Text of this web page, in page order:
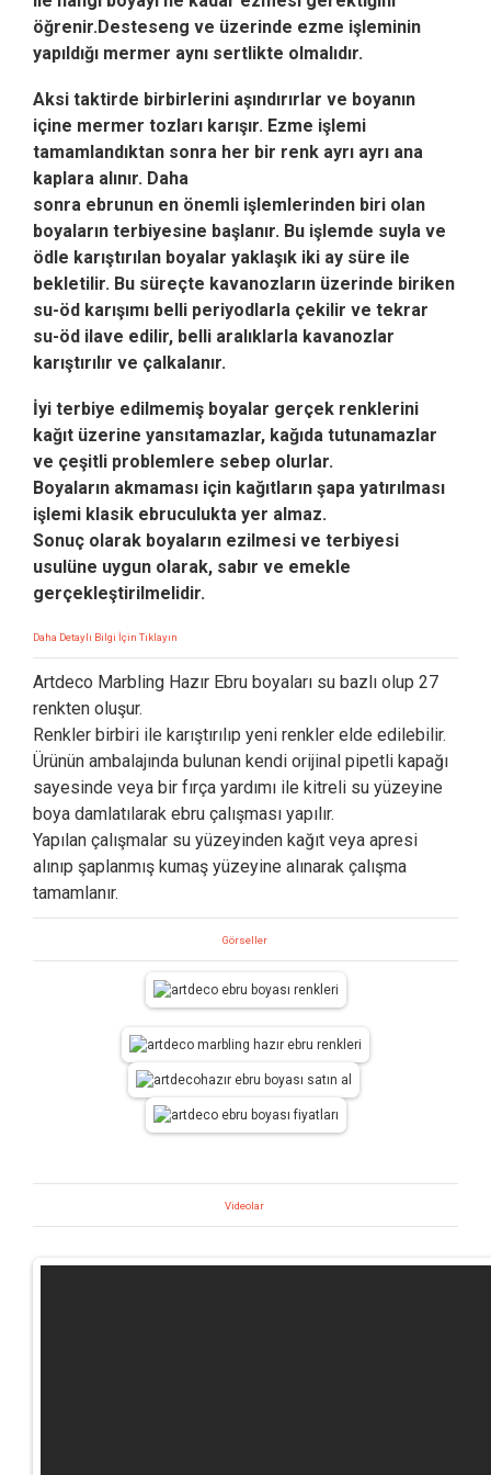
öğrenir.Desteseng ve üzerinde ezme işleminin
yapıldığı mermer aynı sertlikte olmalıdır.
Aksi taktirde birbirlerini aşındırırlar ve boyanın
içine mermer tozları karışır. Ezme işlemi
tamamlandıktan sonra her bir renk ayrı ayrı ana
kaplara alınır. Daha
sonra ebrunun en önemli işlemlerinden biri olan
boyaların terbiyesine başlanır. Bu işlemde suyla ve
ödle karıştırılan boyalar yaklaşık iki ay süre ile
bekletilir. Bu süreçte kavanozların üzerinde biriken
su-öd karışımı belli periyodlarla çekilir ve tekrar
su-öd ilave edilir, belli aralıklarla kavanozlar
karıştırılır ve çalkalanır.
İyi terbiye edilmemiş boyalar gerçek renklerini
kağıt üzerine yansıtamazlar, kağıda tutunamazlar
ve çeşitli problemlere sebep olurlar.
Boyaların akmaması için kağıtların şapa yatırılması
işlemi klasik ebruculukta yer almaz.
Sonuç olarak boyaların ezilmesi ve terbiyesi
usulüne uygun olarak, sabır ve emekle
gerçekleştirilmelidir.
Daha Detaylı Bilgi İçin Tıklayın
Artdeco Marbling Hazır Ebru boyaları su bazlı olup 27
renkten oluşur.
Renkler birbiri ile karıştırılıp yeni renkler elde edilebilir.
Ürünün ambalajında bulunan kendi orijinal pipetli kapağı
sayesinde veya bir fırça yardımı ile kitreli su yüzeyine
boya damlatılarak ebru çalışması yapılır.
Yapılan çalışmalar su yüzeyinden kağıt veya apresi
alınıp şaplanmış kumaş yüzeyine alınarak çalışma
tamamlanır.
Görseller
Videolar